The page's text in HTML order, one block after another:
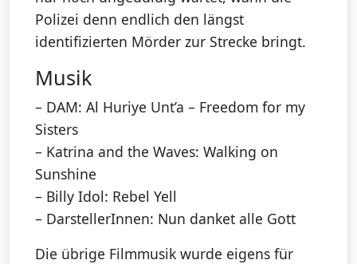
Polizei denn endlich den längst
identifizierten Mörder zur Strecke bringt.
Musik
– DAM: Al Huriye Unt’a – Freedom for my
Sisters
– Katrina and the Waves: Walking on
Sunshine
– Billy Idol: Rebel Yell
– DarstellerInnen: Nun danket alle Gott
Die übrige Filmmusik wurde eigens für